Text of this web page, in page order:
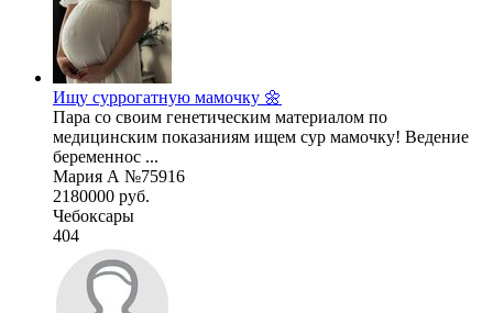
Ищу суррогатную мамочку 🌼
Пара со своим генетическим материалом по
медицинским показаниям ищем сур мамочку! Ведение
беременнос ...
Мария А №75916
2180000 руб.
Чебоксары
404